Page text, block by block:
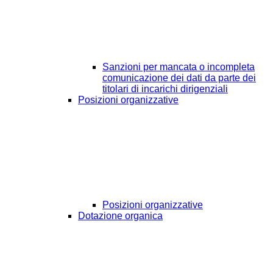
Sanzioni per mancata o incompleta
comunicazione dei dati da parte dei
titolari di incarichi dirigenziali
Posizioni organizzative
Posizioni organizzative
Dotazione organica